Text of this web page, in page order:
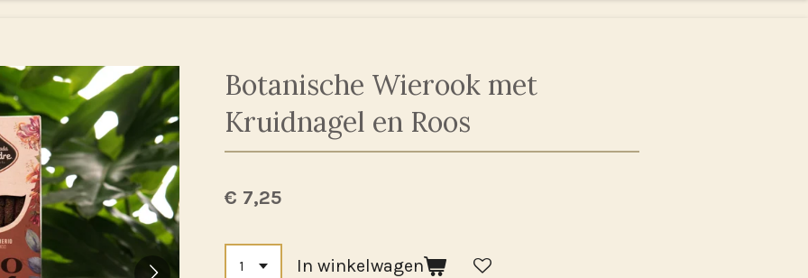
Botanische Wierook met
Kruidnagel en Roos
€ 7,25
In winkelwagen